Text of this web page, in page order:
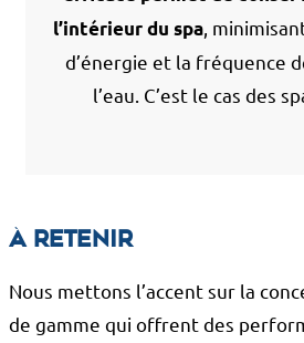
l’intérieur du spa ,
d’énergie et la fréquence
l’eau. C’est le cas des
À retenir
Nous mettons l’accent sur la
de gamme qui offrent des